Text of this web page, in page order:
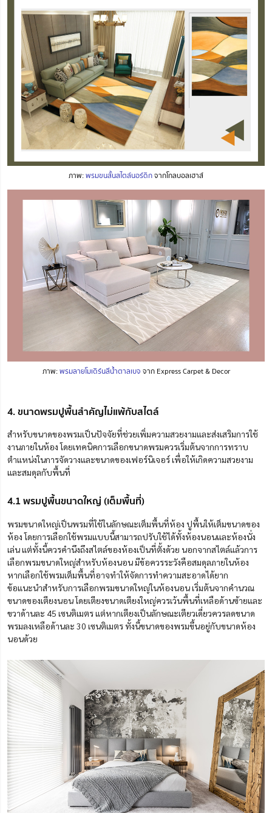
ภาพ:พรมขนสั้นสไตล์นอร์ดิกจากโกลบอลเฮาส์
ภาพ:พรมลายโมเดิร์นสีน้ำตาลเบจ จาก Express Carpet & Decor
4. ขนาดพรมปูพื้นสำคัญไม่แพ้กับสไตล์
สำหรับขนาดของพรมเป็นปัจจัยที่ช่วยเพิ่มความสวยงามและส่งเสริมการใช้
งานภายในห้อง โดยเทคนิคการเลือกขนาดพรมควรเริ่มต้นจากการทราบ
ตำแหน่งในการจัดวางและขนาดของเฟอร์นิเจอร์ เพื่อให้เกิดความสวยงาม
และสมดุลกับพื้นที่
4.1 พรมปูพื้นขนาดใหญ่ (เต็มพื้นที่)
พรมขนาดใหญ่เป็นพรมที่ใช้ในลักษณะเต็มพื้นที่ห้อง ปูพื้นให้เต็มขนาดของ
ห้อง โดยการเลือกใช้พรมแบบนี้สามารถปรับใช้ได้ทั้งห้องนอนและห้องนั่ง
เล่น แต่ทั้งนี้ควรคำนึงถึงสไตล์ของห้องเป็นที่ตั้งด้วย นอกจากสไตล์แล้วการ
เลือกพรมขนาดใหญ่สำหรับห้องนอน มีข้อควรระวังคือสมดุลภายในห้อง
หากเลือกใช้พรมเต็มพื้นที่อาจทำให้จัดการทำความสะอาดได้ยาก
ข้อแนะนำสำหรับการเลือกพรมขนาดใหญ่ในห้องนอน เริ่มต้นจากคำนวณ
ขนาดของเตียงนอน โดยเตียงขนาดเตียงใหญ่ควรเว้นพื้นที่เหลือด้านซ้ายและ
ขวาด้านละ 45 เซนติเมตร แต่หากเตียงเป็นลักษณะเตียวเดี่ยวควรลดขนาด
พรมลงเหลือด้านละ 30 เซนติเมตร ทั้งนี้ขนาดของพรมขึ้นอยู่กับขนาดห้อง
นอนด้วย